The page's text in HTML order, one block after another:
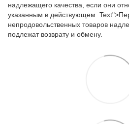
надлежащего качества, если они
указанным в действующем
непродовольственных товаров
подлежат возврату и обмену.